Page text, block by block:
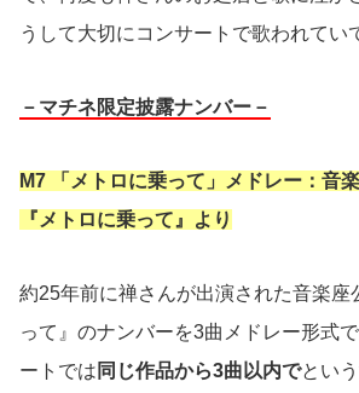
うして大切にコンサートで歌われてい
－マチネ限定披露ナンバー－
M7 「メトロに乗って」メドレー：音
『メトロに乗って』より
約25年前に禅さんが出演された音楽座
って』のナンバーを3曲メドレー形式
ートでは 同じ作品から3曲以内でとい